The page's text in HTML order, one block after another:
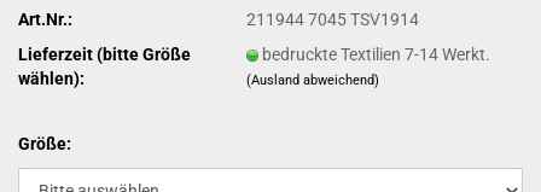
Art.Nr.:
211944 7045 TSV1914
Lieferzeit (bitte Größe
wählen):
bedruckte Textilien 7-14 Werkt.
(Ausland abweichend)
Größe: